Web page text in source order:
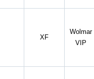
XF
Wolmar
VIP